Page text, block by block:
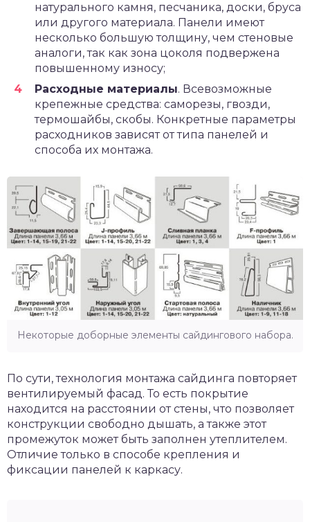
натурального камня, песчаника, доски, бруса
или другого материала. Панели имеют
несколько большую толщину, чем стеновые
аналоги, так как зона цоколя подвержена
повышенному износу;
Расходные материалы. Всевозможные
крепежные средства: саморезы, гвозди,
термошайбы, скобы. Конкретные параметры
расходников зависят от типа панелей и
способа их монтажа.
Некоторые доборные элементы сайдингового набора.
По сути, технология монтажа сайдинга повторяет
вентилируемый фасад. То есть покрытие
находится на расстоянии от стены, что позволяет
конструкции свободно дышать, а также этот
промежуток может быть заполнен утеплителем.
Отличие только в способе крепления и
фиксации панелей к каркасу.